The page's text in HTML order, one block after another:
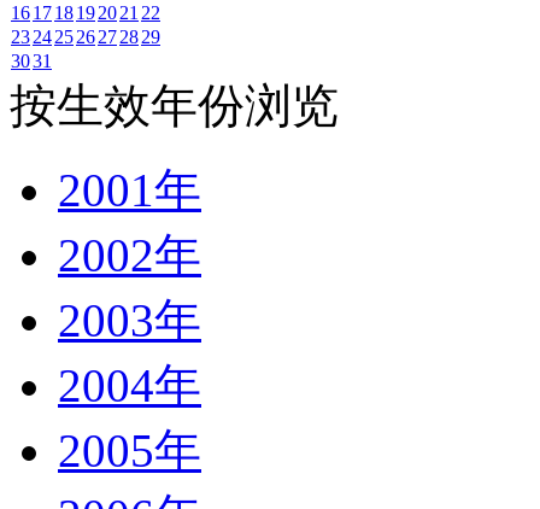
161718192021 22
23242526272829
3031
按生效年份浏览
2001年
2002年
2003年
2004年
2005年